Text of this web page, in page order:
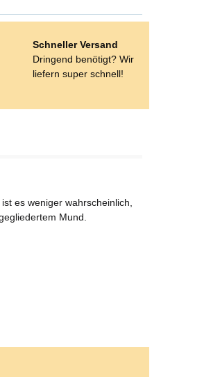
Schneller Versand
Dringend benötigt? Wir
liefern super schnell!
es weniger wahrscheinlich,
Mund.